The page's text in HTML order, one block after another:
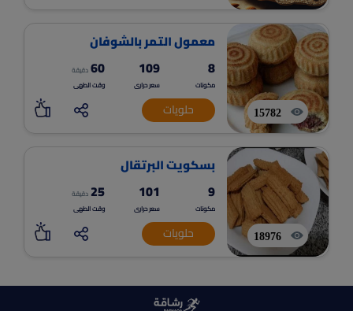
15782
معمول التمر بالشوفان
8
مكونات
109
سعر حرارى
60 دقيقة
وقت الطهى
حلويات
18976
بسكويت البرتقال
9
مكونات
101
سعر حرارى
25 دقيقة
وقت الطهى
حلويات